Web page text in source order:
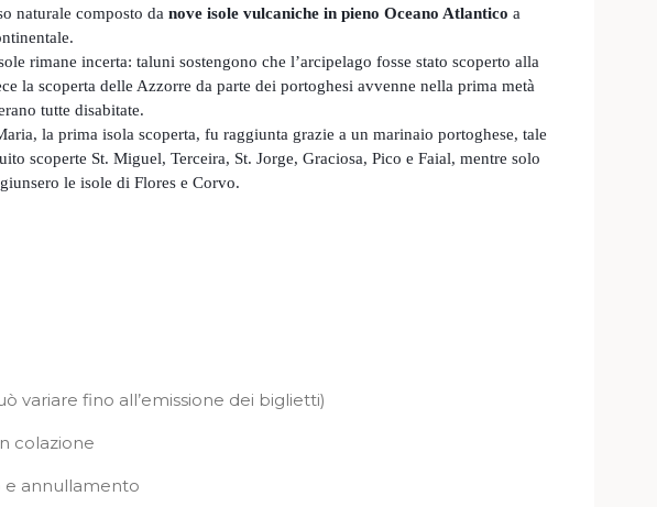
naturale composto da nove isole vulcaniche in pieno Oceano Atlantico a
rimane incerta: taluni sostengono che l’arcipelago fosse stato scoperto alla
la scoperta delle Azzorre da parte dei portoghesi avvenne nella prima metà
tutte disabitate.
la prima isola scoperta, fu raggiunta grazie a un marinaio portoghese, tale
scoperte St. Miguel, Terceira, St. Jorge, Graciosa, Pico e Faial, mentre solo
le isole di Flores e Corvo.
variare fino all’emissione dei biglietti)
colazione
e annullamento